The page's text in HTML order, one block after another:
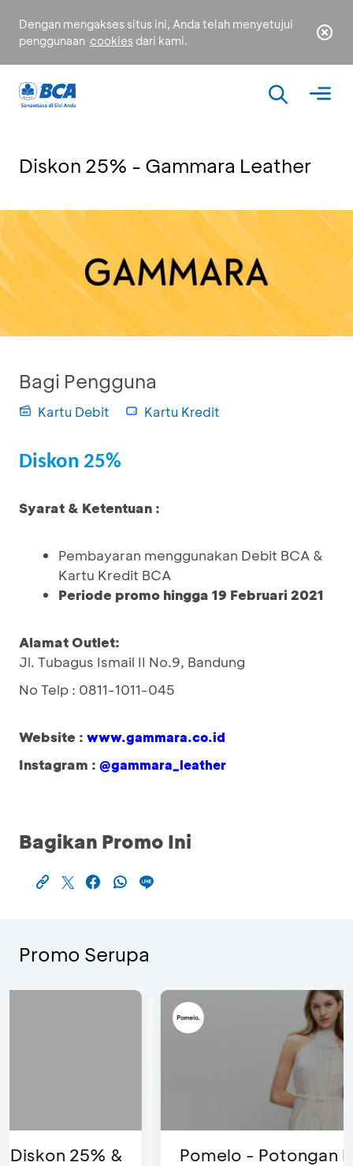
Dengan mengakses situs ini, Anda telah menyetujui
penggunaan cookies dari kami.
Diskon 25% - Gammara Leather
Bagi Pengguna
Kartu Debit Kartu Kredit
Diskon 25%
Syarat & Ketentuan :
Pembayaran menggunakan Debit BCA &
Kartu Kredit BCA
Periode promo hingga 19 Februari 2021
Alamat Outlet:
Jl. Tubagus Ismail II No.9, Bandung
No Telp : 0811-1011-045
Website : www.gammara.co.id
Instagram : @gammara_leather
Bagikan Promo Ini
Promo Serupa
Pomelo - Potongan Rp100 Ribu